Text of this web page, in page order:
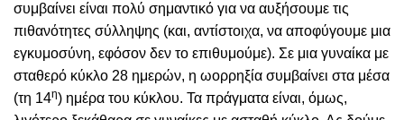
συμβαίνει είναι πολύ σημαντικό για να αυξήσουμε τις
πιθανότητες σύλληψης (και, αντίστοιχα, να αποφύγουμε μια
εγκυμοσύνη, εφόσον δεν το επιθυμούμε). Σε μια γυναίκα με
σταθερό κύκλο 28 ημερών, η ωορρηξία συμβαίνει στα μέσα
(τη 14η) ημέρα του κύκλου. Τα πράγματα είναι, όμως,